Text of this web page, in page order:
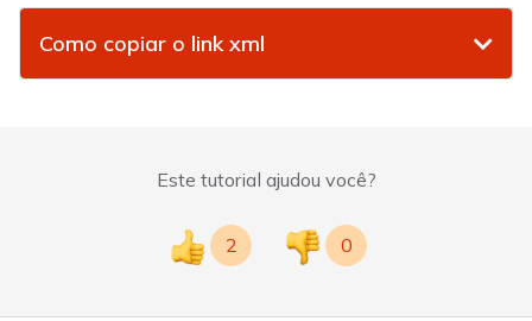
Como copiar o link xml
Este tutorial ajudou você?
2 0